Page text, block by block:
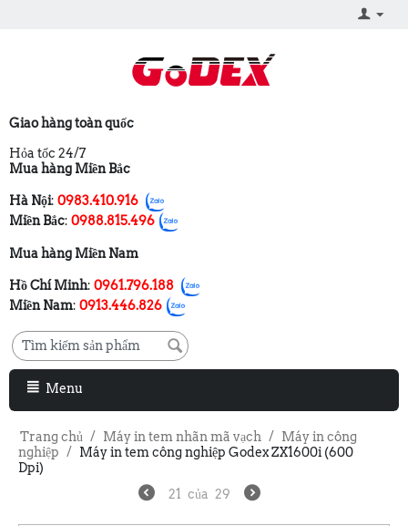
Giao hàng toàn quốc
Hỏa tốc 24/7
Mua hàng Miền Bắc
Hà Nội: 0983.410.916
Miền Bắc: 0988.815.496
Mua hàng Miền Nam
Hồ Chí Minh: 0961.796.188
Miền Nam: 0913.446.826
Menu
Trang chủ / Máy in tem nhãn mã vạch /
Máy in công
nghiệp /
Máy in tem công nghiệp Godex ZX1600i (600
Dpi)
21 của 29